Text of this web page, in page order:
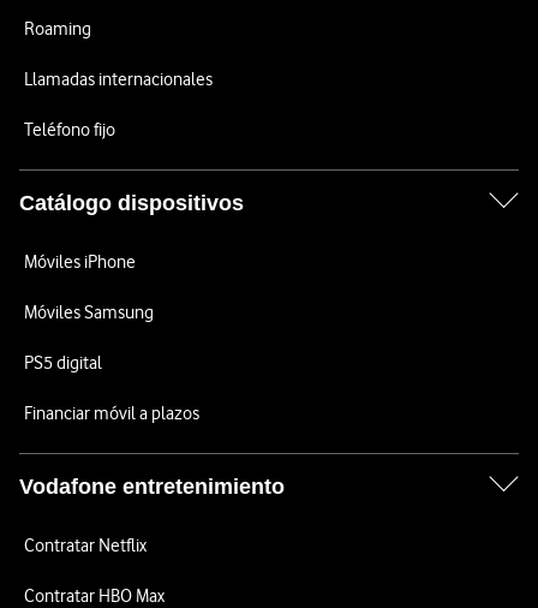
Roaming
Llamadas internacionales
Teléfono fijo
Catálogo dispositivos
Móviles iPhone
Móviles Samsung
PS5 digital
Financiar móvil a plazos
Vodafone entretenimiento
Contratar Netflix
Contratar HBO Max